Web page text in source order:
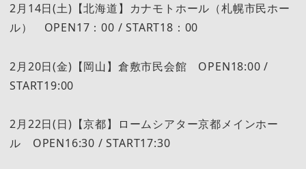
2月14日(土)【北海道】カナモトホール（札幌市民ホー
ル） OPEN17：00 / START18：00
2月20日(金)【岡山】倉敷市民会館 OPEN18:00 /
START19:00
2月22日(日)【京都】ロームシアター京都メインホー
ル OPEN16:30 / START17:30